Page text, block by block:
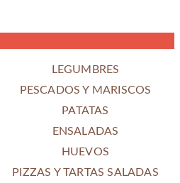
LEGUMBRES
PESCADOS Y MARISCOS
PATATAS
ENSALADAS
HUEVOS
PIZZAS Y TARTAS SALADAS